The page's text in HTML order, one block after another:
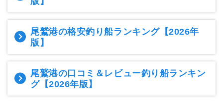
尾鷲港の格安釣り船ランキング【2026年
版】
尾鷲港の口コミ＆レビュー釣り船ランキン
グ【2026年版】